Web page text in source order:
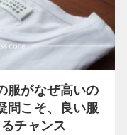
服がなぜ高いの
問こそ、良い服
チャンス